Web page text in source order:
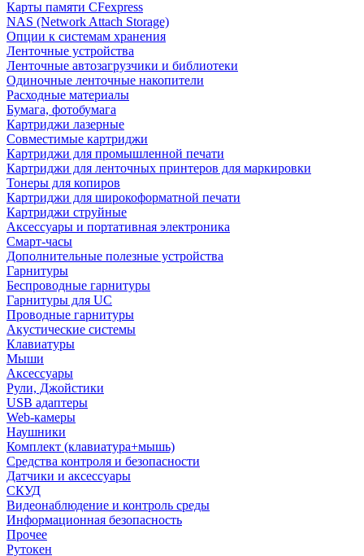
Карты памяти CFexpress
NAS (Network Attach Storage)
Опции к системам хранения
Ленточные устройства
Ленточные автозагрузчики и библиотеки
Одиночные ленточные накопители
Расходные материалы
Бумага, фотобумага
Картриджи лазерные
Совместимые картриджи
Картриджи для промышленной печати
Картриджи для ленточных принтеров для маркировки
Тонеры для копиров
Картриджи для широкоформатной печати
Картриджи струйные
Аксессуары и портативная электроника
Смарт-часы
Дополнительные полезные устройства
Гарнитуры
Беспроводные гарнитуры
Гарнитуры для UC
Проводные гарнитуры
Акустические системы
Клавиатуры
Мыши
Аксессуары
Рули, Джойстики
USB адаптеры
Web-камеры
Наушники
Комплект (клавиатура+мышь)
Средства контроля и безопасности
Датчики и аксессуары
СКУД
Видеонаблюдение и контроль среды
Информационная безопасность
Прочее
Рутокен